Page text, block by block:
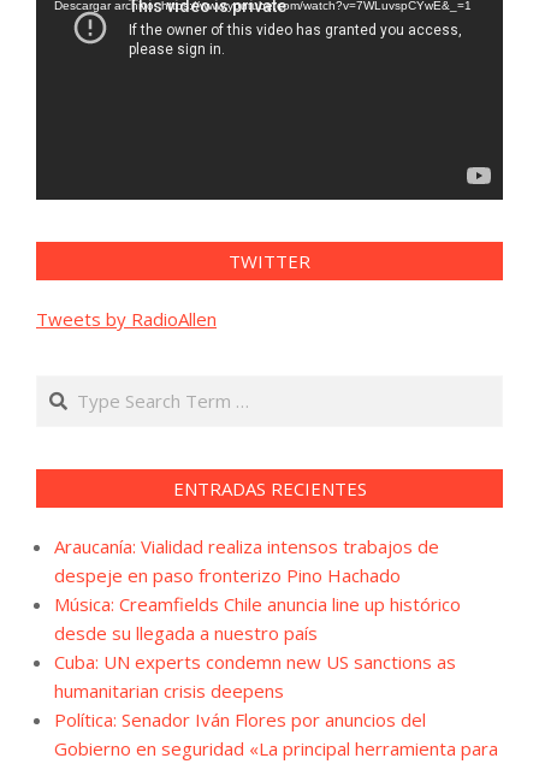
vídeo
Descargar archivo: https://www.youtube.com/watch?v=7WLuvspCYwE&_=1
TWITTER
Tweets by RadioAllen
Search
ENTRADAS RECIENTES
Araucanía: Vialidad realiza intensos trabajos de
despeje en paso fronterizo Pino Hachado
Música: Creamfields Chile anuncia line up histórico
desde su llegada a nuestro país
Cuba: UN experts condemn new US sanctions as
humanitarian crisis deepens
Política: Senador Iván Flores por anuncios del
Gobierno en seguridad «La principal herramienta para